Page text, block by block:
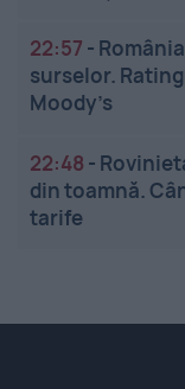
22:57 -
surselor.
Moody’s
22:48 -
din toamnă.
tarife